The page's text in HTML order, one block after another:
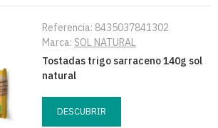
Referencia: 8435037841302
Marca: SOL NATURAL
Tostadas trigo sarraceno 140g sol
natural
DESCUBRIR